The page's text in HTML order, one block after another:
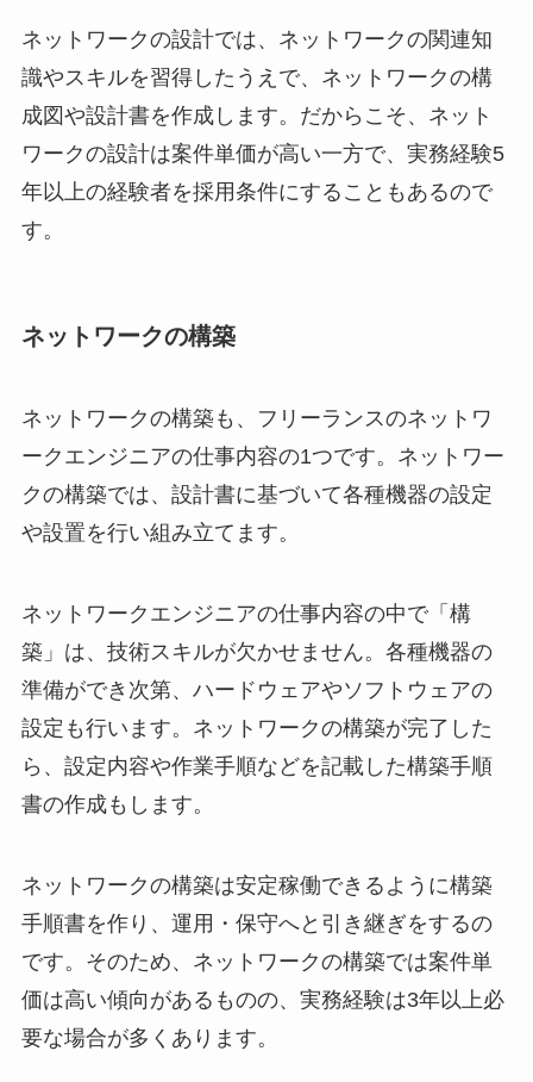
ネットワークの設計では、ネットワークの関連知
識やスキルを習得したうえで、ネットワークの構
成図や設計書を作成します。だからこそ、ネット
ワークの設計は案件単価が高い一方で、実務経験5
年以上の経験者を採用条件にすることもあるので
す。
ネットワークの構築
ネットワークの構築も、フリーランスのネットワ
ークエンジニアの仕事内容の1つです。ネットワー
クの構築では、設計書に基づいて各種機器の設定
や設置を行い組み立てます。
ネットワークエンジニアの仕事内容の中で「構
築」は、技術スキルが欠かせません。各種機器の
準備ができ次第、ハードウェアやソフトウェアの
設定も行います。ネットワークの構築が完了した
ら、設定内容や作業手順などを記載した構築手順
書の作成もします。
ネットワークの構築は安定稼働できるように構築
手順書を作り、運用・保守へと引き継ぎをするの
です。そのため、ネットワークの構築では案件単
価は高い傾向があるものの、実務経験は3年以上必
要な場合が多くあります。